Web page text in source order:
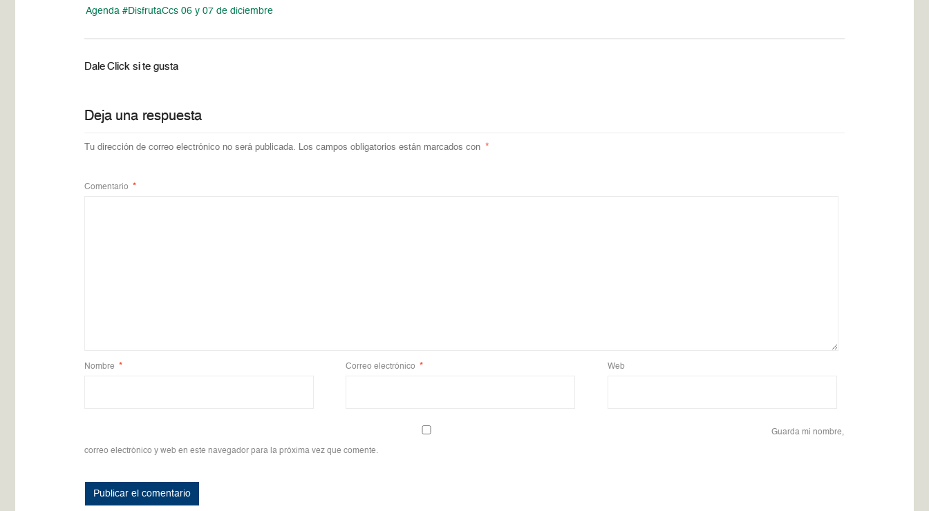
Agenda #DisfrutaCcs 06 y 07 de diciembre
Dale Click si te gusta
Deja una respuesta
Tu dirección de correo electrónico no será publicada. Los campos obligatorios están marcados con *
Comentario *
Nombre * Correo electrónico * Web
Guarda mi nombre,
correo electrónico y web en este navegador para la próxima vez que comente.